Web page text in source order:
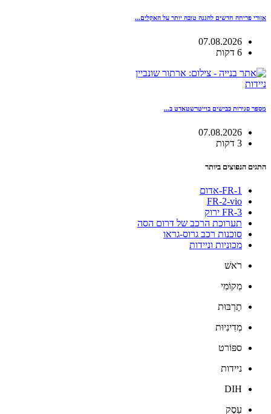
אזורי פריחה חדשים להגנה טובה יותר על האקלים...
07.08.2026
6 דקות
ניידות
מספר סגירות כבישים בוייטרשטאדט ב...
07.08.2026
3 דקות
התגים הנפוצים ביותר
FR-1-אדום
FR-2-vio
FR-3 ירוק
תערוכת הרכב של דרום הסה
סוכנות רכב גרוס-גראו
מכוניות וניידות
רֹאשׁ
מְקוֹמִי
תַרְבּוּת
מְדִינִיוּת
ספּוֹרט
ניידות
DIH
עֵסֶק